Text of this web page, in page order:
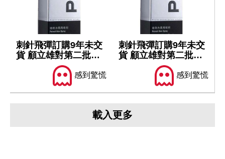
刺針飛彈訂購9年未交
貨 顧立雄對第二批軍
感到驚慌
刺針飛彈訂購9年未交
貨 顧立雄對第二批軍
感到驚慌
載入更多